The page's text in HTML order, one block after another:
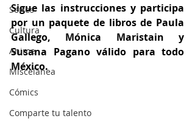
Series
Cultura
Anime
Miscelánea
Cómics
Comparte tu talento
Sigue las instrucciones y participa
por un paquete de libros de Paula
Gallego, Mónica Maristain y
Susana Pagano válido para todo
México.